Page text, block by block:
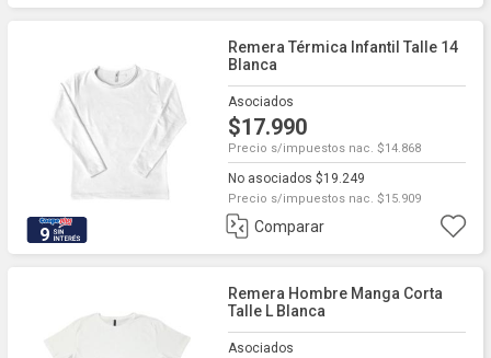
9
Remera Térmica Infantil Talle 14
Blanca
Asociados
$17.990
Precio s/impuestos nac. $14.868
No asociados $19.249
Precio s/impuestos nac. $15.909
Comparar
Remera Hombre Manga Corta
Talle L Blanca
Asociados